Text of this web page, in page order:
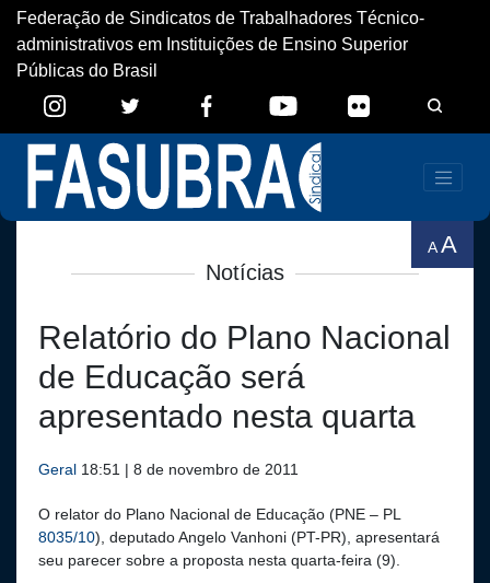
Federação de Sindicatos de Trabalhadores Técnico-
administrativos em Instituições de Ensino Superior
Públicas do Brasil
AA
Notícias
Relatório do Plano Nacional
de Educação será
apresentado nesta quarta
Geral 18:51 | 8 de novembro de 2011
O relator do Plano Nacional de Educação (PNE – PL
8035/10), deputado Angelo Vanhoni (PT-PR), apresentará
seu parecer sobre a proposta nesta quarta-feira (9).